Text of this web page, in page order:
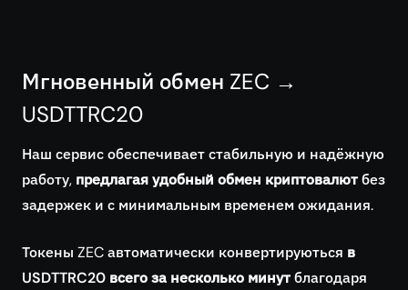
Мгновенный обмен ZEC →
USDTTRC20
Наш сервис обеспечивает стабильную и надёжную
работу, предлагая удобный обмен криптовалютбез
задержек и с минимальным временем ожидания.
Токены ZEC автоматически конвертируються в
USDTTRC20 всего за несколько минутблагодаря